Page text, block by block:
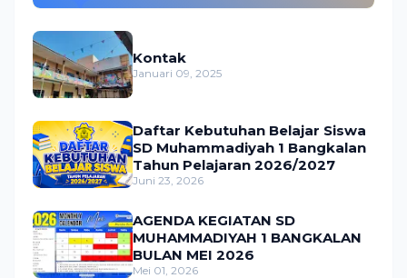
Kontak
Januari 09, 2025
Daftar Kebutuhan Belajar Siswa
SD Muhammadiyah 1 Bangkalan
Tahun Pelajaran 2026/2027
Juni 23, 2026
AGENDA KEGIATAN SD
MUHAMMADIYAH 1 BANGKALAN
BULAN MEI 2026
Mei 01, 2026